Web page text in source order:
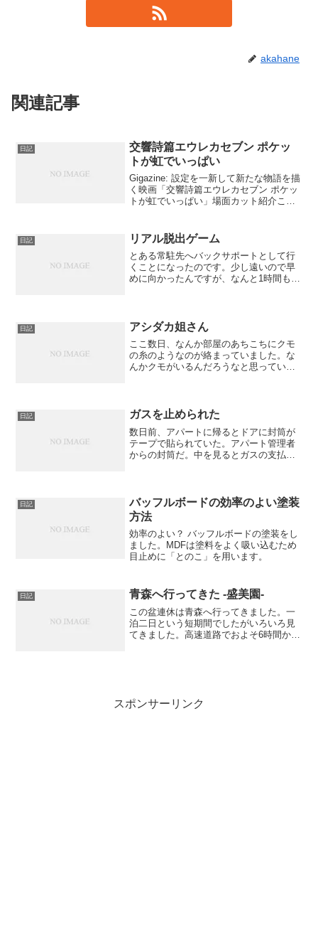
akahane
関連記事
日記
交響詩篇エウレカセブン ポケッ
トが虹でいっぱい
Gigazine: 設定を一新して新たな物語を描
く映画「交響詩篇エウレカセブン ポケッ
トが虹でいっぱい」場面カット紹介これ
しても、結構放送してから経ってたんで
すね。
日記 リアル脱出ゲーム
とある常駐先へバックサポートとして行
くことになったのです。少し遠いので早
めに向かったんですが、なんと1時間も早
たので、とりあえずビル...
日記 アシダカ姐さん
ここ数日、なんか部屋のあちこちにクモ
の糸のようなのが絡まっていました。な
んかクモがいるんだろうなと思っていた
だあれ！ すげぇでかい！...
日記 ガスを止められた
数日前、アパートに帰るとドアに封筒が
テープで貼られていた。アパート管理者
からの封筒だ。中を見るとガスの支払先
ス代の請求書を送りま...
日記
バッフルボードの効率のよい塗装
方法
効率のよい？ バッフルボードの塗装をし
ました。MDFは塗料をよく吸い込むため
目止めに「とのこ」を用います。
日記 青森へ行ってきた -盛美園-
この盆連休は青森へ行ってきました。一
泊二日という短期間でしたがいろいろ見
てきました。高速道路でおよそ6時間かか
スポンサーリンク